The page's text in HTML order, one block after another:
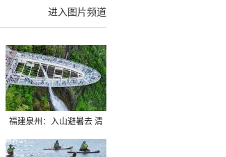
进入图片频道
福建泉州：入山避暑去 清
凉好惬意